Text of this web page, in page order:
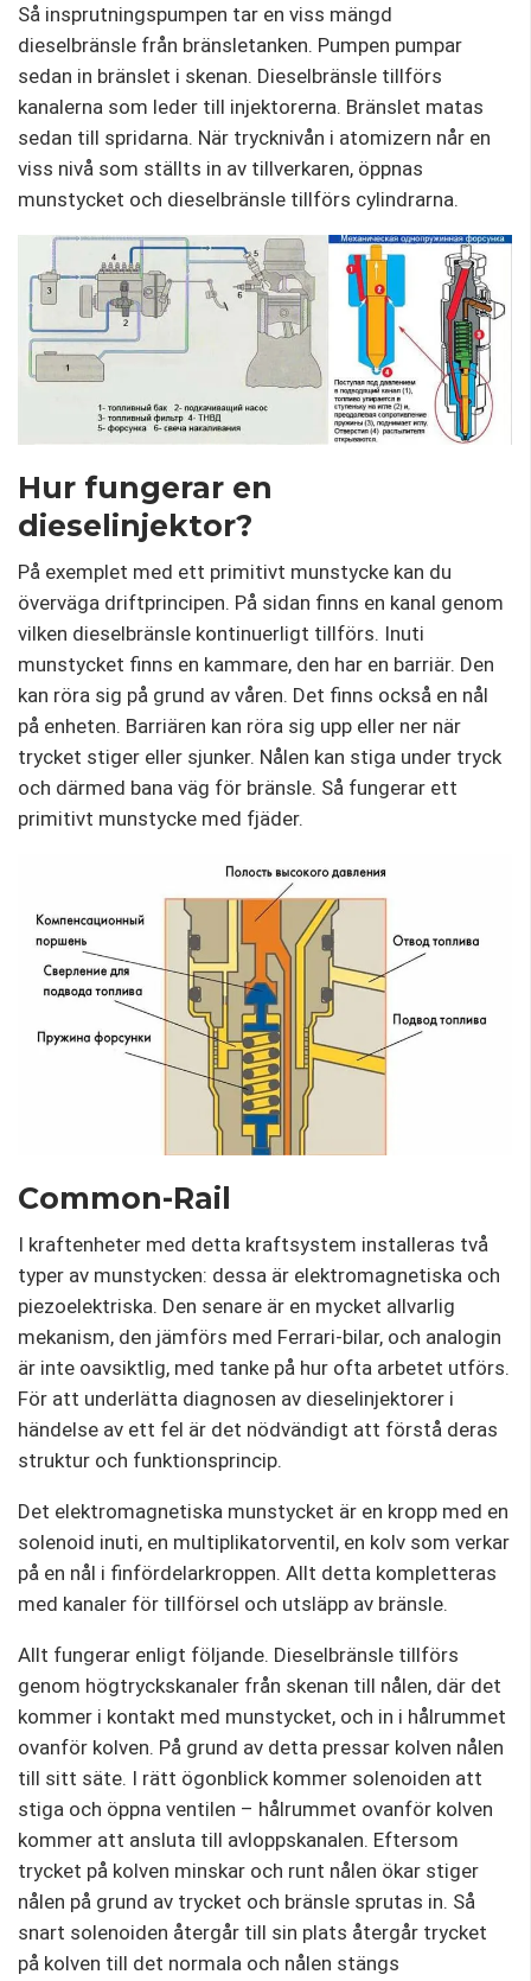
Så insprutningspumpen tar en viss mängd
dieselbränsle från bränsletanken. Pumpen pumpar
sedan in bränslet i skenan. Dieselbränsle tillförs
kanalerna som leder till injektorerna. Bränslet matas
sedan till spridarna. När trycknivån i atomizern når en
viss nivå som ställts in av tillverkaren, öppnas
munstycket och dieselbränsle tillförs cylindrarna.
Hur fungerar en
dieselinjektor?
På exemplet med ett primitivt munstycke kan du
överväga driftprincipen. På sidan finns en kanal genom
vilken dieselbränsle kontinuerligt tillförs. Inuti
munstycket finns en kammare, den har en barriär. Den
kan röra sig på grund av våren. Det finns också en nål
på enheten. Barriären kan röra sig upp eller ner när
trycket stiger eller sjunker. Nålen kan stiga under tryck
och därmed bana väg för bränsle. Så fungerar ett
primitivt munstycke med fjäder.
Common-Rail
I kraftenheter med detta kraftsystem installeras två
typer av munstycken: dessa är elektromagnetiska och
piezoelektriska. Den senare är en mycket allvarlig
mekanism, den jämförs med Ferrari-bilar, och analogin
är inte oavsiktlig, med tanke på hur ofta arbetet utförs.
För att underlätta diagnosen av dieselinjektorer i
händelse av ett fel är det nödvändigt att förstå deras
struktur och funktionsprincip.
Det elektromagnetiska munstycket är en kropp med en
solenoid inuti, en multiplikatorventil, en kolv som verkar
på en nål i finfördelarkroppen. Allt detta kompletteras
med kanaler för tillförsel och utsläpp av bränsle.
Allt fungerar enligt följande. Dieselbränsle tillförs
genom högtryckskanaler från skenan till nålen, där det
kommer i kontakt med munstycket, och in i hålrummet
ovanför kolven. På grund av detta pressar kolven nålen
till sitt säte. I rätt ögonblick kommer solenoiden att
stiga och öppna ventilen – hålrummet ovanför kolven
kommer att ansluta till avloppskanalen. Eftersom
trycket på kolven minskar och runt nålen ökar stiger
nålen på grund av trycket och bränsle sprutas in. Så
snart solenoiden återgår till sin plats återgår trycket
på kolven till det normala och nålen stängs